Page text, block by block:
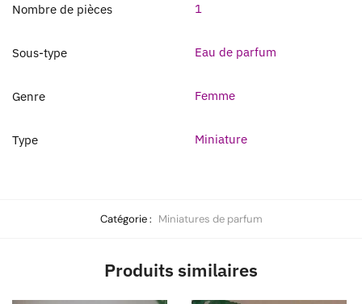
Nombre de pièces
1
Sous-type Eau de parfum
Genre Femme
Type Miniature
Catégorie : Miniatures de parfum
Produits similaires